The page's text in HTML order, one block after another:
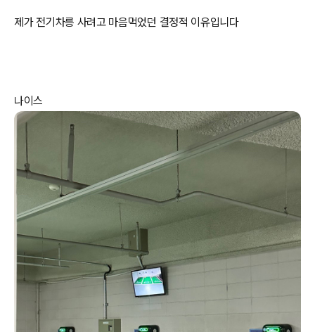
제가 전기차릉 사려고 마음먹었던 결정적 이유입니다
나이스